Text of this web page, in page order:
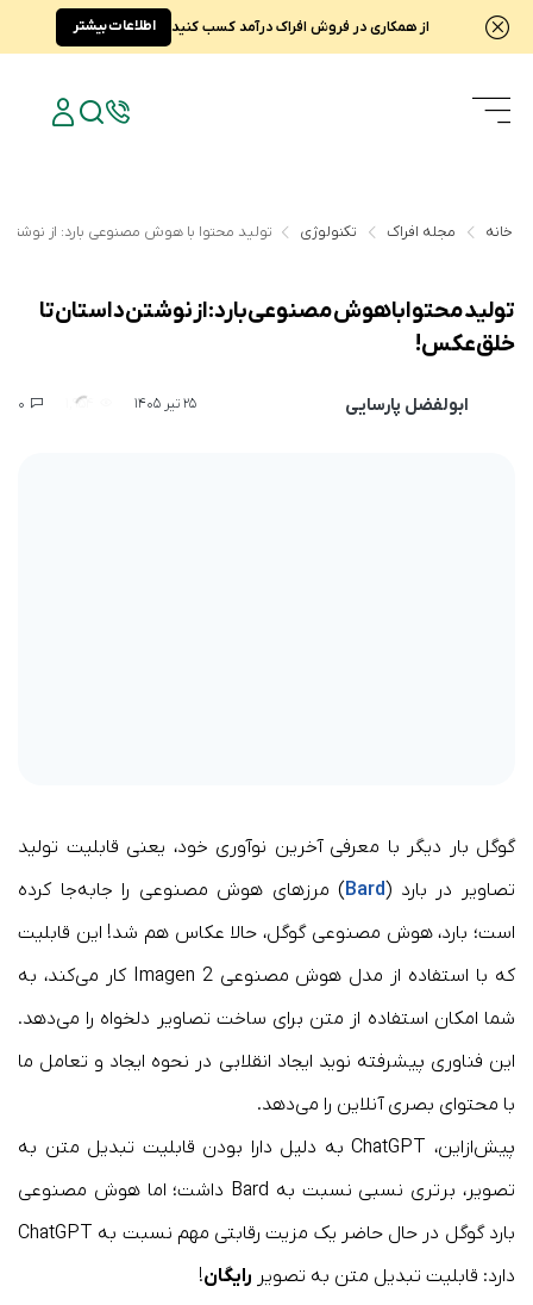
از همکاری در فروش افراک درآمد کسب کنید اطلاعات بیشتر
خانه مجله افراک تکنولوژی تولید محتوا با هوش مصنوعی بارد: از
تولید محتوا با هوش مصنوعی بارد: از نوشتن داستان تا
خلق عکس!
ابولفضل پارسایی 25 تیر 1405
گوگل بار دیگر با معرفی آخرین نوآوری خود، یعنی قابلیت تولید
تصاویر در بارد (Bard) مرزهای هوش مصنوعی را جابه‌جا کرده
است؛ بارد، هوش مصنوعی گوگل، حالا عکاس هم شد! این قابلیت
که با استفاده از مدل هوش مصنوعی Imagen 2 کار می‌کند، به
شما امکان استفاده از متن برای ساخت تصاویر دلخواه را می‌دهد.
این فناوری پیشرفته نوید ایجاد انقلابی در نحوه ایجاد و تعامل ما
با محتوای بصری آنلاین را می‌دهد.
پیش‌ازاین، ChatGPT به دلیل دارا بودن قابلیت تبدیل متن به
تصویر، برتری نسبی نسبت به Bard داشت؛ اما هوش مصنوعی
بارد گوگل در حال حاضر یک مزیت رقابتی مهم نسبت به ChatGPT
دارد: قابلیت تبدیل متن به تصویر رایگان!